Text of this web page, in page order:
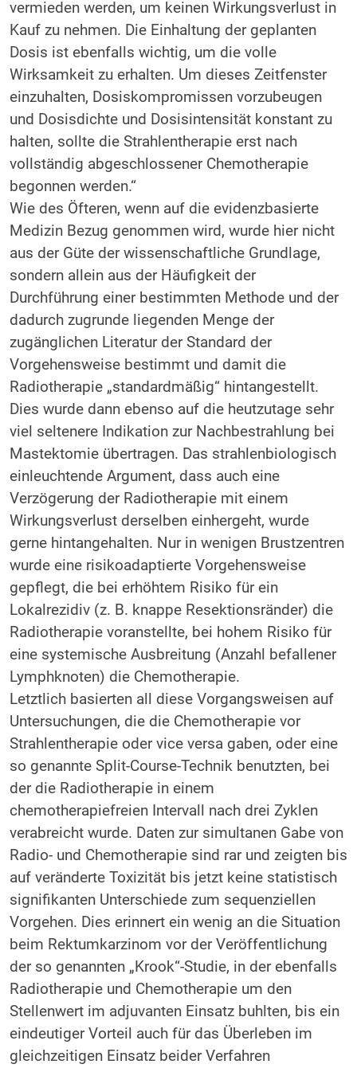
vermieden werden, um keinen Wirkungsverlust in
Kauf zu nehmen. Die Einhaltung der geplanten
Dosis ist ebenfalls wichtig, um die volle
Wirksamkeit zu erhalten. Um dieses Zeitfenster
einzuhalten, Dosiskompromissen vorzubeugen
und Dosisdichte und Dosisintensität konstant zu
halten, sollte die Strahlentherapie erst nach
vollständig abgeschlossener Chemotherapie
begonnen werden.“
Wie des Öfteren, wenn auf die evidenzbasierte
Medizin Bezug genommen wird, wurde hier nicht
aus der Güte der wissenschaftliche Grundlage,
sondern allein aus der Häufigkeit der
Durchführung einer bestimmten Methode und der
dadurch zugrunde liegenden Menge der
zugänglichen Literatur der Standard der
Vorgehensweise bestimmt und damit die
Radiotherapie „standardmäßig“ hintangestellt.
Dies wurde dann ebenso auf die heutzutage sehr
viel seltenere Indikation zur Nachbestrahlung bei
Mastektomie übertragen. Das strahlenbiologisch
einleuchtende Argument, dass auch eine
Verzögerung der Radiotherapie mit einem
Wirkungsverlust derselben einhergeht, wurde
gerne hintangehalten. Nur in wenigen Brustzentren
wurde eine risikoadaptierte Vorgehensweise
gepflegt, die bei erhöhtem Risiko für ein
Lokalrezidiv (z. B. knappe Resektionsränder) die
Radiotherapie voranstellte, bei hohem Risiko für
eine systemische Ausbreitung (Anzahl befallener
Lymphknoten) die Chemotherapie.
Letztlich basierten all diese Vorgangsweisen auf
Untersuchungen, die die Chemotherapie vor
Strahlentherapie oder vice versa gaben, oder eine
so genannte Split-Course-Technik benutzten, bei
der die Radiotherapie in einem
chemotherapiefreien Intervall nach drei Zyklen
verabreicht wurde. Daten zur simultanen Gabe von
Radio- und Chemotherapie sind rar und zeigten bis
auf veränderte Toxizität bis jetzt keine statistisch
signifikanten Unterschiede zum sequenziellen
Vorgehen. Dies erinnert ein wenig an die Situation
beim Rektumkarzinom vor der Veröffentlichung
der so genannten „Krook“-Studie, in der ebenfalls
Radiotherapie und Chemotherapie um den
Stellenwert im adjuvanten Einsatz buhlten, bis ein
eindeutiger Vorteil auch für das Überleben im
gleichzeitigen Einsatz beider Verfahren